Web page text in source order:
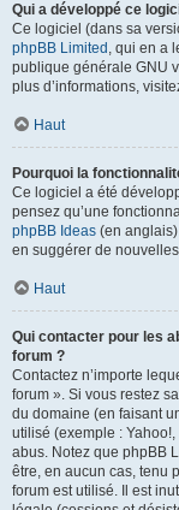
Qui a développé ce
Ce logiciel (dans sa
phpBB Limited , qui en a
publique générale GNU
plus d’informations,
Haut
Pourquoi la
Ce logiciel a été
pensez qu’une
phpBB Ideas (en
en suggérer de
Haut
Qui contacter pour les
forum ?
Contactez n’importe
forum ». Si vous restez
du domaine (en faisant
utilisé (exemple :
abus. Notez que phpBB
être, en aucun cas, tenu
forum est utilisé. Il est